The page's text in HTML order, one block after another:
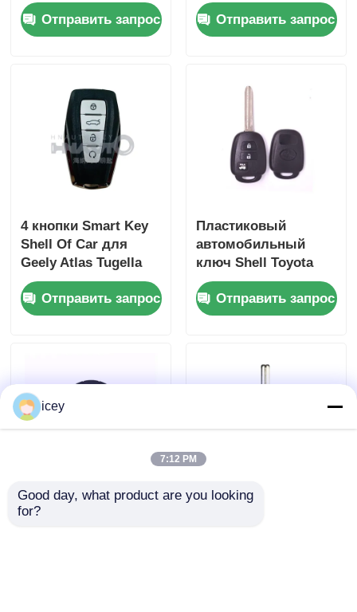
ключей для
дистанционного
только для
оптовиков,
минимальный заказ
составляет 200 шт.
Отправить запрос
оболочки для Qin
PLUS DM-i Qin PLUS
Отправить запрос
4 кнопки Smart Key
Shell Of Car для
Geely Atlas Tugella
Azkarra Coolray
Ключевая оболочка
Отправить запрос
Пластиковый
автомобильный
ключ Shell Toyota
Дальний ключ
HYQ12BDM /
HYQ12BDP / GQ4-52T
Отправить запрос
BMW CAS3 Корпус
Корпус ключа от
icey
7:12 PM
Good day, what product are you looking
for?